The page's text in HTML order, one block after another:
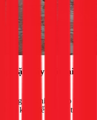
đặt máy giặt tại
lượng với chi phí hợp lý
khảo để bạn dự trù